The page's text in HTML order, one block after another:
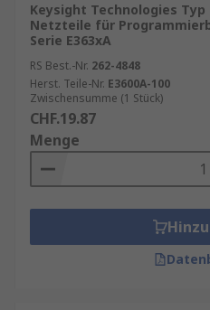
Keysight Technologies
Netzteile für
Serie E363xA
RS Best.-Nr. 262-4848
Herst. Teile-Nr. E3600A-100
Zwischensumme (1 Stück)
CHF.19.87
Menge